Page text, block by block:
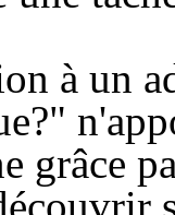
à un
grâce